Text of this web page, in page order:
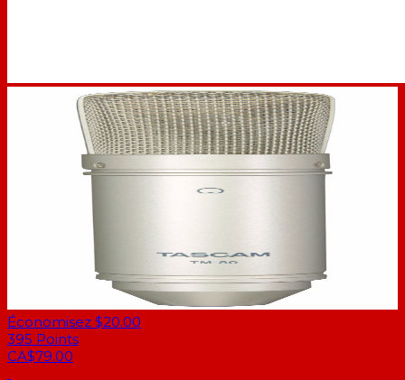
Économisez $20.00
395 Points
CA$79.00